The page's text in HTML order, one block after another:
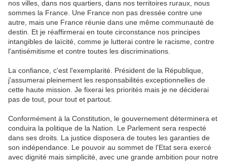
nos villes, dans nos quartiers, dans nos territoires ruraux, nous
sommes la France. Une France non pas dressée contre une
autre, mais une France réunie dans une même communauté de
destin. Et je réaffirmerai en toute circonstance nos principes
intangibles de laïcité, comme je lutterai contre le racisme, contre
l'antisémitisme et contre toutes les discriminations.
La confiance, c'est l'exemplarité. Président de la République,
j'assumerai pleinement les responsabilités exceptionnelles de
cette haute mission. Je fixerai les priorités mais je ne déciderai
pas de tout, pour tout et partout.
Conformément à la Constitution, le gouvernement déterminera et
conduira la politique de la Nation. Le Parlement sera respecté
dans ses droits. La justice disposera de toutes les garanties de
son indépendance. Le pouvoir au sommet de l'Etat sera exercé
avec dignité mais simplicité, avec une grande ambition pour notre